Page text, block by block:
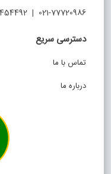
021-77720986 | 021-22454492
دسترسی سریع
تماس با ما
درباره ما